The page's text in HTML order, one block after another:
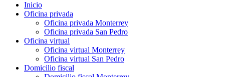
Inicio
Oficina privada
Oficina privada Monterrey
Oficina privada San Pedro
Oficina virtual
Oficina virtual Monterrey
Oficina virtual San Pedro
Domicilio fiscal